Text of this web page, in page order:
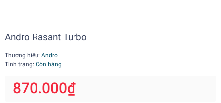
Andro Rasant Turbo
Thương hiệu: Andro
Tình trạng: Còn hàng
870.000₫